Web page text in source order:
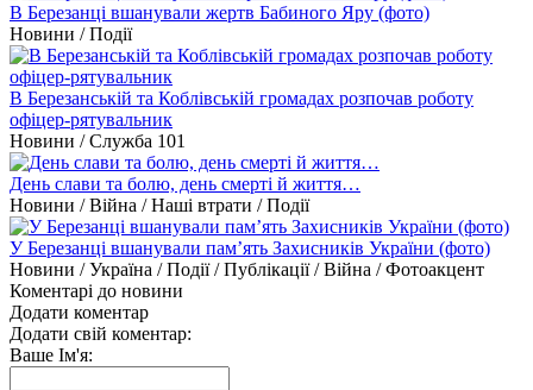
В Березанці вшанували жертв Бабиного Яру (фото)
Новини / Події
В Березанській та Коблівській громадах розпочав роботу
офіцер-рятувальник
Новини / Служба 101
День слави та болю, день смерті й життя…
Новини / Війна / Наші втрати / Події
У Березанці вшанували пам’ять Захисників України (фото)
Новини / Україна / Події / Публікації / Війна / Фотоакцент
Коментарі до новини
Додати коментар
Додати свій коментар:
Ваше Ім'я: